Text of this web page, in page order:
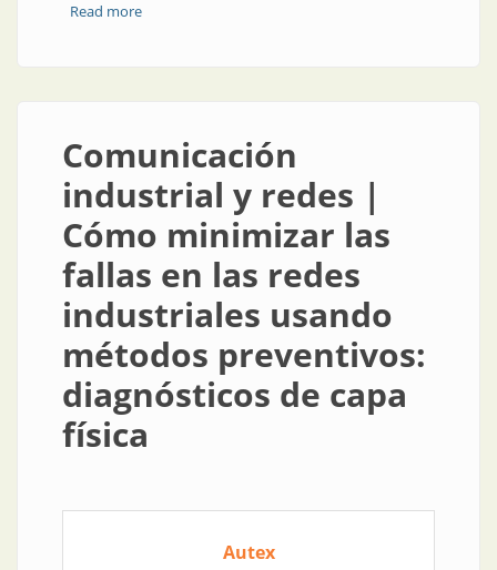
Read moreabout Comunicación industrial y redes | Profibus vs.
Comunicación
industrial y redes |
Cómo minimizar las
fallas en las redes
industriales usando
métodos preventivos:
diagnósticos de capa
física
Autex